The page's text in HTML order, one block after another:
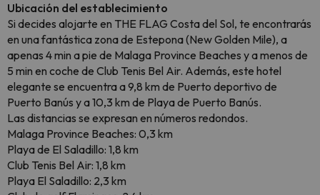
Ubicación del establecimiento
Si decides alojarte en THE FLAG Costa del Sol, te encontrarás
en una fantástica zona de Estepona (New Golden Mile), a
apenas 4 min a pie de Malaga Province Beaches y a menos de
5 min en coche de Club Tenis Bel Air. Además, este hotel
elegante se encuentra a 9,8 km de Puerto deportivo de
Puerto Banús y a 10,3 km de Playa de Puerto Banús.
Las distancias se expresan en números redondos.
Malaga Province Beaches: 0,3 km
Playa de El Saladillo: 1,8 km
Club Tenis Bel Air: 1,8 km
Playa El Saladillo: 2,3 km